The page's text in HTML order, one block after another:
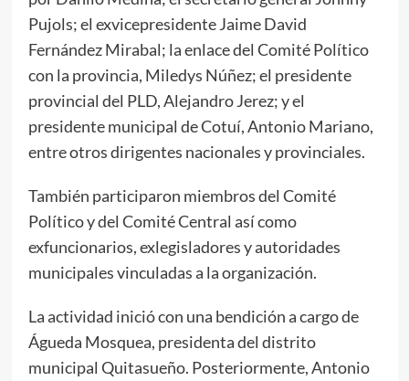
Pujols; el exvicepresidente Jaime David
Fernández Mirabal; la enlace del Comité Político
con la provincia, Miledys Núñez; el presidente
provincial del PLD, Alejandro Jerez; y el
presidente municipal de Cotuí, Antonio Mariano,
entre otros dirigentes nacionales y provinciales.
También participaron miembros del Comité
Político y del Comité Central así como
exfuncionarios, exlegisladores y autoridades
municipales vinculadas a la organización.
La actividad inició con una bendición a cargo de
Águeda Mosquea, presidenta del distrito
municipal Quitasueño. Posteriormente, Antonio